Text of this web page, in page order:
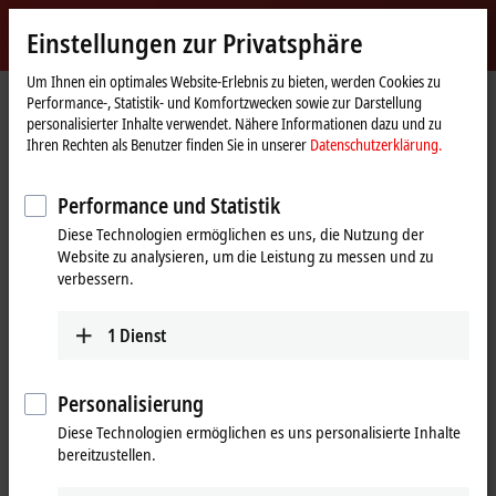
Beckhoff
-
New
Automation
Technology
myBeckhoff
StartseiteUnternehmen Globale Präsenz Bulgarien Kastiva GmbH
Kastiva GmbH, Bulgarien
Adresse und Kontakt
68-72 Ami Bue Street
Sofia
+359 2 95044-31
+359 2 95044-30
office@kastiva.com
Einstellungen zur Privatsphäre
Um Ihnen ein optimales Website-Erlebnis zu bieten, werden Cookies zu
Performance-, Statistik- und Komfortzwecken sowie zur Darstellung
personalisierter Inhalte verwendet. Nähere Informationen dazu und zu
Ihren Rechten als Benutzer finden Sie in unserer Datenschutzerklärung.
Performance und Statistik
Diese Technologien ermöglichen es uns, die Nutzung der
Website zu analysieren, um die Leistung zu messen und zu
verbessern.
1 Dienst
Personalisierung
Diese Technologien ermöglichen es uns personalisierte Inhalte
bereitzustellen.